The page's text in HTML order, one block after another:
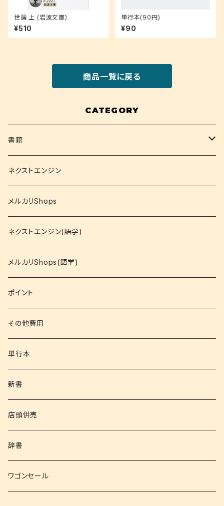
世論 上 (岩波文庫)
¥510
単行本(90円)
¥90
商品一覧に戻る
CATEGORY
書籍
関西大学テキスト
就活
資格
コミック
文庫
その他書籍
書籍以外
ネクストエンジン
メルカリShops
ネクストエンジン(語学)
メルカリShops(語学)
ポイント
その他費用
単行本
新書
店頭併売
辞書
ワゴンセール